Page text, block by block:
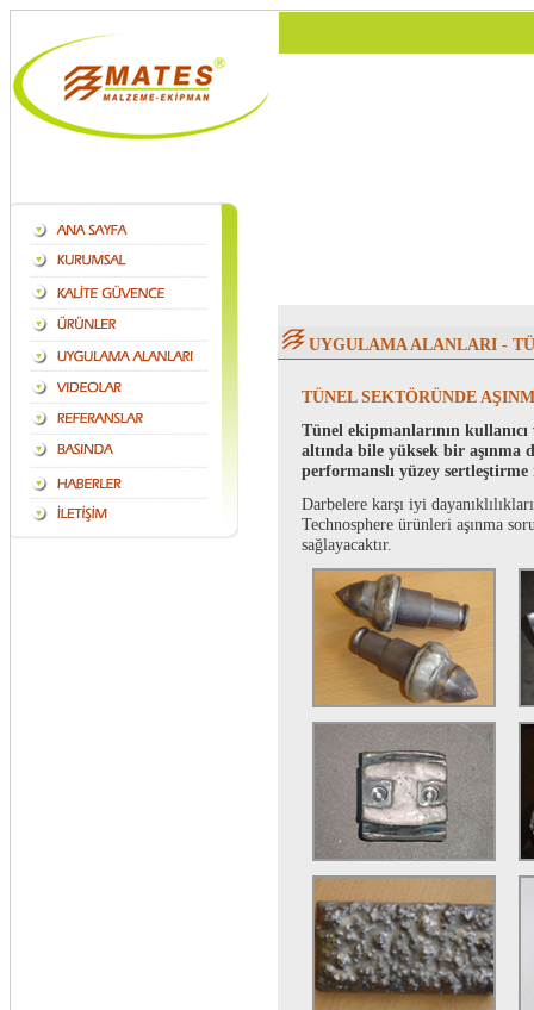
UYGULAMA ALANLARI -
TÜNEL SEKTÖRÜNDE
Tünel ekipmanlarının
altında bile yüksek bir aşınma
performanslı yüzey
Darbelere karşı iyi
Technosphere ürünleri aşınma
sağlayacaktır.